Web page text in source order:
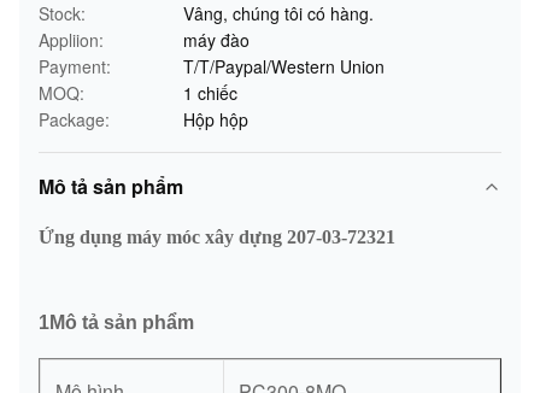
Stock:
Vâng, chúng tôi có hàng.
Appliion:
máy đào
Payment:
T/T/Paypal/Western Union
MOQ:
1 chiếc
Package:
Hộp hộp
Mô tả sản phẩm
Ứng dụng máy móc xây dựng 207-03-72321
1Mô tả sản phẩm